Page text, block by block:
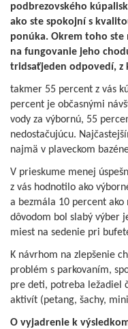
podbrezovského
ako ste spokojní s
ponúka. Okrem toho
na fungovanie jeho
tridsaťjeden odpovedí, z
takmer 55 percent z vás
percent je občasnými
vody za výbornú, 55
nedostačujúcu.
najmä v plaveckom
V prieskume menej
z vás hodnotilo ako
a bezmála 10 percent
dôvodom bol slabý výber
miest na sedenie pri
K návrhom na zlepšenie
problém s parkovaním,
pre deti, potreba ležadiel
aktivít (petang, šachy,
O vyjadrenie k